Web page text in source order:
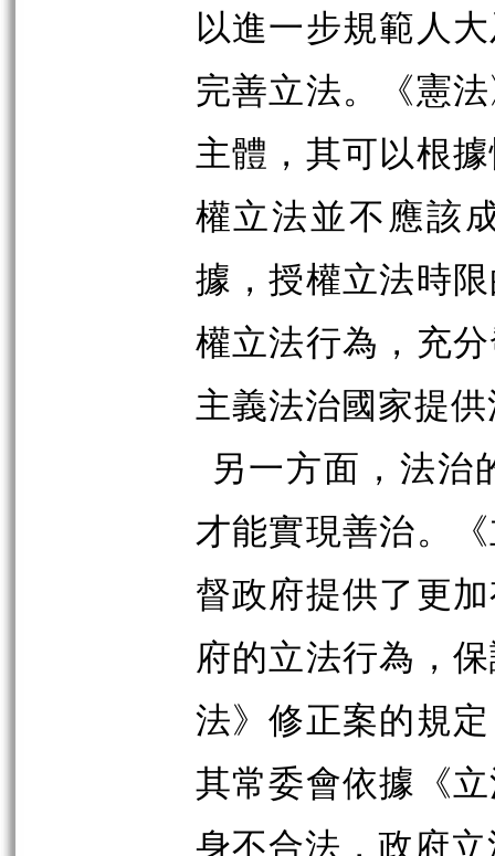
以進一步規範人
完善立法。《憲
主體，其可以根
權立法並不應該
據，授權立法時
權立法行為，充
主義法治國家提
另一方面，法治
才能實現善治。
督政府提供了更
府的立法行為，
法》修正案的規
其常委會依據《
身不合法，政府